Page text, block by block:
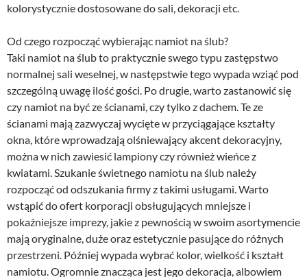
kolorystycznie dostosowane do sali, dekoracji etc.
Od czego rozpocząć wybierając namiot na ślub?
Taki namiot na ślub to praktycznie swego typu zastępstwo
normalnej sali weselnej, w następstwie tego wypada wziąć pod
szczególną uwagę ilość gości. Po drugie, warto zastanowić się
czy namiot na być ze ścianami, czy tylko z dachem. Te ze
ścianami mają zazwyczaj wycięte w przyciągające kształty
okna, które wprowadzają olśniewający akcent dekoracyjny,
można w nich zawiesić lampiony czy również wieńce z
kwiatami. Szukanie świetnego namiotu na ślub należy
rozpocząć od odszukania firmy z takimi usługami. Warto
wstąpić do ofert korporacji obsługujących mniejsze i
pokaźniejsze imprezy, jakie z pewnością w swoim asortymencie
mają oryginalne, duże oraz estetycznie pasujące do różnych
przestrzeni. Później wypada wybrać kolor, wielkość i kształt
namiotu. Ogromnie znacząca jest jego dekoracja, albowiem